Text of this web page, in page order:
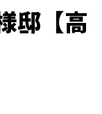
邸【高